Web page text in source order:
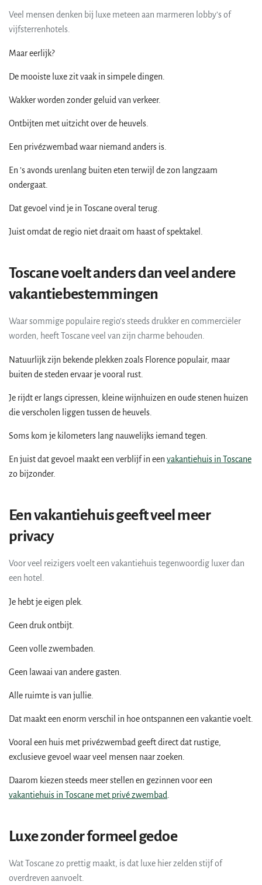
Veel mensen denken bij luxe meteen aan marmeren lobby’s of
vijfsterrenhotels.
Maar eerlijk?
De mooiste luxe zit vaak in simpele dingen.
Wakker worden zonder geluid van verkeer.
Ontbijten met uitzicht over de heuvels.
Een privézwembad waar niemand anders is.
En ’s avonds urenlang buiten eten terwijl de zon langzaam
ondergaat.
Dat gevoel vind je in Toscane overal terug.
Juist omdat de regio niet draait om haast of spektakel.
Toscane voelt anders dan veel andere
vakantiebestemmingen
Waar sommige populaire regio’s steeds drukker en commerciëler
worden, heeft Toscane veel van zijn charme behouden.
Natuurlijk zijn bekende plekken zoals Florence populair, maar
buiten de steden ervaar je vooral rust.
Je rijdt er langs cipressen, kleine wijnhuizen en oude stenen huizen
die verscholen liggen tussen de heuvels.
Soms kom je kilometers lang nauwelijks iemand tegen.
En juist dat gevoel maakt een verblijf in een vakantiehuis in Toscane
zo bijzonder.
Een vakantiehuis geeft veel meer
privacy
Voor veel reizigers voelt een vakantiehuis tegenwoordig luxer dan
een hotel.
Je hebt je eigen plek.
Geen druk ontbijt.
Geen volle zwembaden.
Geen lawaai van andere gasten.
Alle ruimte is van jullie.
Dat maakt een enorm verschil in hoe ontspannen een vakantie voelt.
Vooral een huis met privézwembad geeft direct dat rustige,
exclusieve gevoel waar veel mensen naar zoeken.
Daarom kiezen steeds meer stellen en gezinnen voor een
vakantiehuis in Toscane met privé zwembad
Luxe zonder formeel gedoe
Wat Toscane zo prettig maakt, is dat luxe hier zelden stijf of
overdreven aanvoelt.